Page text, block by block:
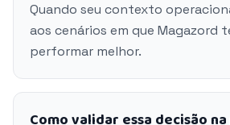
Quando seu contexto
aos cenários em que Magazord
performar melhor.
Como validar essa decisão